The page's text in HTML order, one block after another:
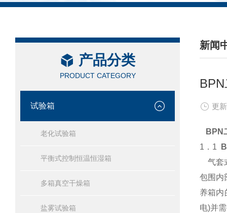
产品分类
PRODUCT CATEGORY
试验箱
老化试验箱
平衡式控制恒温恒湿箱
多箱真空干燥箱
盐雾试验箱
新闻
/
更
BPN
1．1
气套
包围内
养箱内
电)并